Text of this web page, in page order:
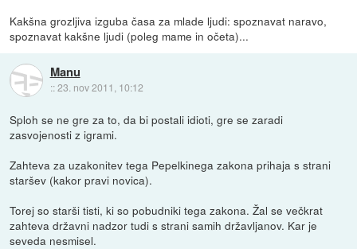
Kakšna grozljiva izguba časa za mlade ljudi: spoznavat naravo,
spoznavat kakšne ljudi (poleg mame in očeta)...
Manu
::23. nov 2011, 10:12
Sploh se ne gre za to, da bi postali idioti, gre se zaradi
zasvojenosti z igrami.
Zahteva za uzakonitev tega Pepelkinega zakona prihaja s strani
staršev (kakor pravi novica).
Torej so starši tisti, ki so pobudniki tega zakona. Žal se večkrat
zahteva državni nadzor tudi s strani samih državljanov. Kar je
seveda nesmisel.